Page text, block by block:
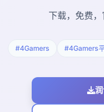
下载，免费
#4Gamers #4Gamers